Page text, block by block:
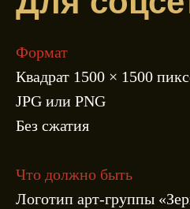
Формат
Квадрат 1500 × 1500
JPG или PNG
Без сжатия
Что должно быть
Логотип арт-группы